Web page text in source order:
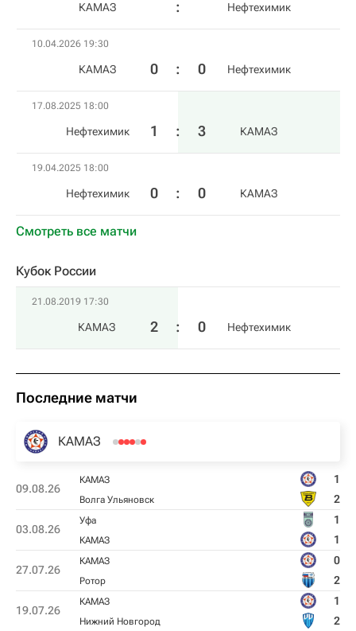
КАМАЗ Нефтехимик
10.04.2026 19:30
КАМАЗ 0 : 0 Нефтехимик
17.08.2025 18:00
Нефтехимик 1 : 3 КАМАЗ
19.04.2025 18:00
Нефтехимик 0 : 0 КАМАЗ
Смотреть все матчи
Кубок России
21.08.2019 17:30
КАМАЗ 2 : 0 Нефтехимик
Последние матчи
КАМАЗ
09.08.26
КАМАЗ 1
Волга Ульяновск 2
03.08.26
Уфа 1
КАМАЗ 1
27.07.26
КАМАЗ 0
Ротор 2
19.07.26
КАМАЗ 1
Нижний Новгород 2